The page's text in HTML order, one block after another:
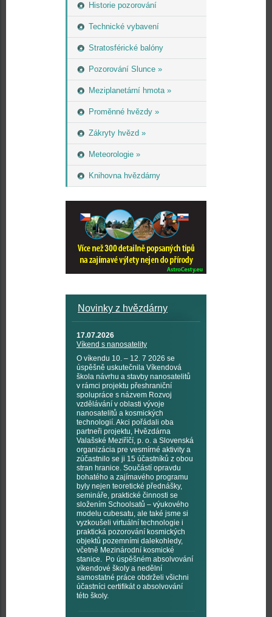
Historie pozorování
Technické vybavení
Stratosférické balóny
Pozorování Slunce »
Meziplanetární hmota »
Proměnné hvězdy »
Zákryty hvězd »
Meteorologie »
Knihovna hvězdárny
Novinky z hvězdárny
17.07.2026
Víkend s nanosatelity
O víkendu 10. – 12. 7 2026 se
úspěšně uskutečnila Víkendová
škola návrhu a stavby nanosatelitů
v rámci projektu přeshraniční
spolupráce s názvem Rozvoj
vzdělávání v oblasti vývoje
nanosatelitů a kosmických
technologií. Akci pořádali oba
partneři projektu, Hvězdárna
Valašské Meziříčí, p. o. a Slovenská
organizácia pre vesmírné aktivity a
zúčastnilo se ji 15 účastníků z obou
stran hranice. Součástí opravdu
bohatého a zajímavého programu
byly nejen teoretické přednášky,
semináře, praktické činnosti se
složením Schoolsatů – výukového
modelu cubesatu, ale také jsme si
vyzkoušeli virtuální technologie i
praktická pozorování kosmických
objektů pozemními dalekohledy,
včetně Mezinárodní kosmické
stanice. Po úspěšném absolvování
víkendové školy a nedělní
samostatné práce obdrželi všichni
účastníci certifikát o absolvování
této školy.